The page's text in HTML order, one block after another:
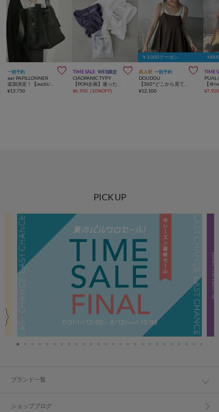
一部予約 
ear PAPILLONNER
¥13,750
TIME SALE WEB限定 
CIAOPANIC TYPY
¥6,930 (10%OFF)
￥1,000クーポン
再入荷 一部予約 
DOUDOU
¥12,100
TIME
PUAL
¥
PICK UP
ブランド一覧
ショップブログ